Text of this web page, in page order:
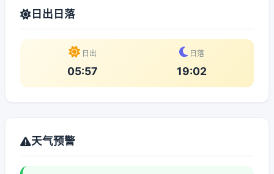
日出日落
日出
05:57
日落
19:02
天气预警